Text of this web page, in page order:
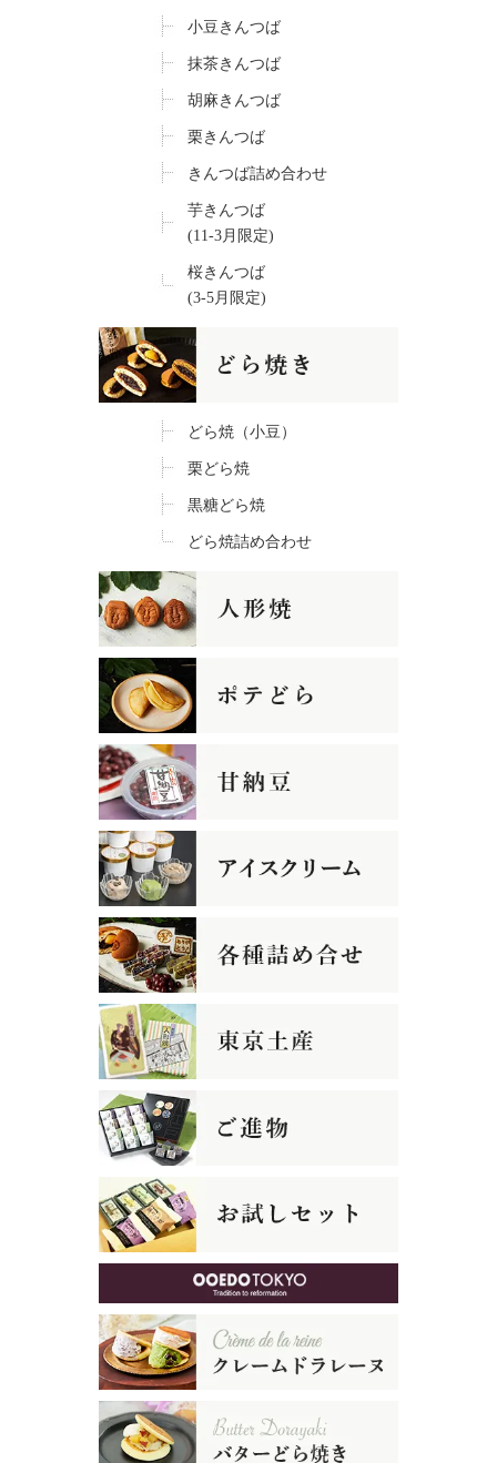
小豆きんつば
抹茶きんつば
胡麻きんつば
栗きんつば
きんつば詰め合わせ
芋きんつば
(11-3月限定)
桜きんつば
(3-5月限定)
どら焼（小豆）
栗どら焼
黒糖どら焼
どら焼詰め合わせ